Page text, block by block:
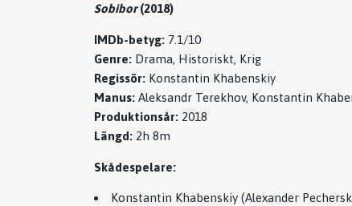
Sobibor(2018)
IMDb-betyg: 7.1/10
Genre: Drama, Historiskt, Krig
Regissör: Konstantin Khabenskiy
Manus: Aleksandr Terekhov, Konstantin
Produktionsår: 2018
Längd: 2h 8m
Skådespelare:
Konstantin Khabenskiy (Alexander